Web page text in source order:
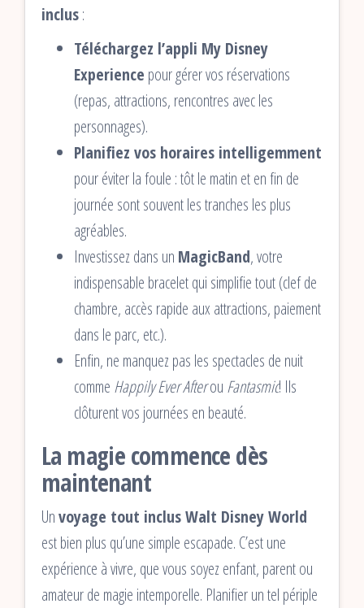
inclus:
Téléchargez l’appli My Disney
Experience pour gérer vos réservations
(repas, attractions, rencontres avec les
personnages).
Planifiez vos horaires intelligemment
pour éviter la foule : tôt le matin et en fin de
journée sont souvent les tranches les plus
agréables.
Investissez dans un MagicBand, votre
indispensable bracelet qui simplifie tout (clef de
chambre, accès rapide aux attractions, paiement
dans le parc, etc.).
Enfin, ne manquez pas les spectacles de nuit
comme Happily Ever Afterou Fantasmic! Ils
clôturent vos journées en beauté.
La magie commence dès
maintenant
Unvoyage tout inclus Walt Disney World
est bien plus qu’une simple escapade. C’est une
expérience à vivre, que vous soyez enfant, parent ou
amateur de magie intemporelle. Planifier un tel périple